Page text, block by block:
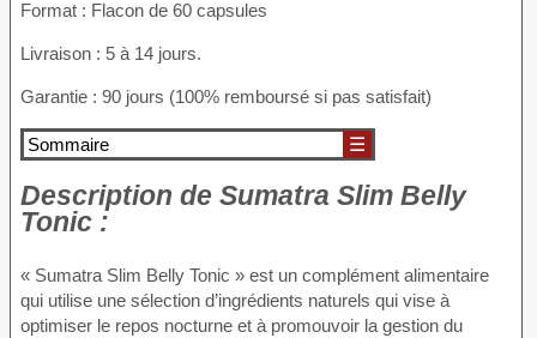
Format : Flacon de 60 capsules
Livraison : 5 à 14 jours.
Garantie : 90 jours (100% remboursé si pas satisfait)
Sommaire ☰
Description de Sumatra Slim Belly
Tonic :
« Sumatra Slim Belly Tonic » est un complément alimentaire
qui utilise une sélection d’ingrédients naturels qui vise à
optimiser le repos nocturne et à promouvoir la gestion du